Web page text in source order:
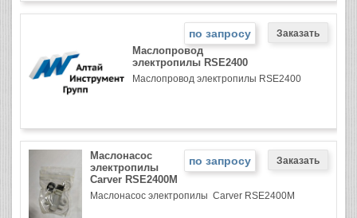
по запросу
Маслопровод
электропилы RSE2400
Маслопровод электропилы RSE2400
по запросу
Маслонасос
электропилы
Carver RSE2400M
Маслонасос электропилы Carver RSE2400M